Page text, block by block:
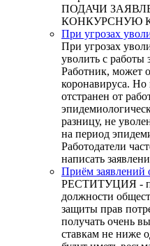
ПОДАЧИ
КОНКУРСНУЮ
При угрозах
При угрозах
уволить с работы
Работник, может
коронавируса.
отстранен от
разницу, не
на период
Работодатели
написать
Приём заявлений
РЕСТИТУЦИЯ -
должности
защиты прав
получать очень
ставкам не ниже